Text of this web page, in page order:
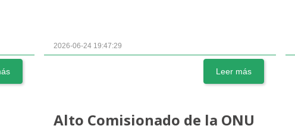
2026-06-24 19:47:29
Leer más
Alto Comisionado de la ONU